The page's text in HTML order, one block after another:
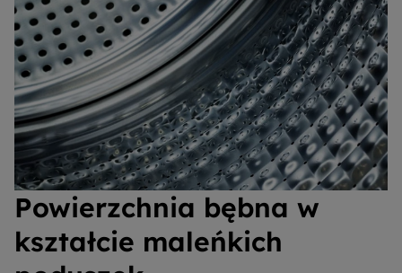
Powierzchnia bębna w
kształcie maleńkich